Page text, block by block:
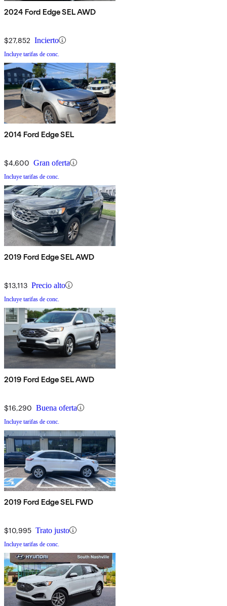
2024 Ford Edge SEL AWD
$27,852 Incierto
Incluye tarifas de conc.
2014 Ford Edge SEL
$4,600 Gran oferta
Incluye tarifas de conc.
2019 Ford Edge SEL AWD
$13,113 Precio alto
Incluye tarifas de conc.
2019 Ford Edge SEL AWD
$16,290 Buena oferta
Incluye tarifas de conc.
2019 Ford Edge SEL FWD
$10,995 Trato justo
Incluye tarifas de conc.